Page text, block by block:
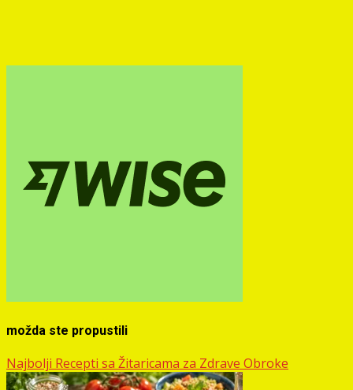
možda ste propustili
Najbolji Recepti sa Žitaricama za Zdrave Obroke